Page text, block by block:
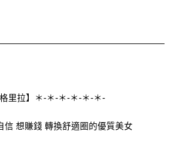
里拉】＊-＊-＊-＊-＊-＊-
信 想賺錢 轉換舒適圈的優質美女